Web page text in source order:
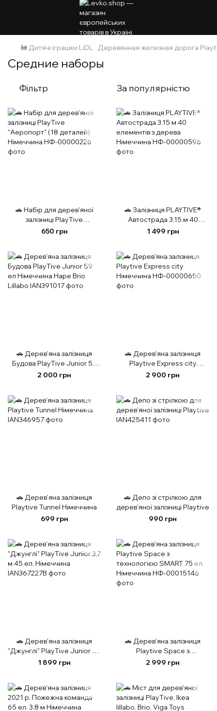
🚂 Дитячі іграшки LiDL Деревянная железная дорога
Средние наборы
Фільтр За популярністю
🚗 Набір для дерев'яної
залізниці PlayTive
"Аеропорт" (18 деталей)
650 грн
🚗 Залізниця PLAYTIVE®
Автострада 3,15 м 40
елементів з дерева
1 499 грн
🚗 Дерев'яна залізниця
Будова PlayTive Junior 59
ел Німеччина Hape Brio
2 000 грн
🚗 Дерев'яна залізниця
Playtive Express city
Німеччина
2 900 грн
🚗 Дерев'яна залізниця
Playtive Tunnel Німеччина
699 грн
🚗 Депо зі стрілкою для
дерев'яної залізниці Playtive
990 грн
🚗 Дерев'яна залізниця
"Джунглі" PlayTive Junior 3,7
м 45 ел. Німеччина
1 899 грн
🚗 Дерев'яна залізниця
Playtive Space з
технологією SMART 75 ел.
2 999 грн